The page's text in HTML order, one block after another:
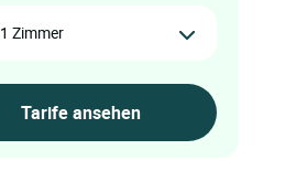
1 Zimmer